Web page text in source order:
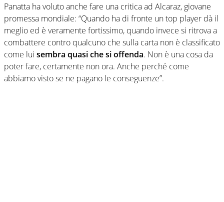
Panatta ha voluto anche fare una critica ad Alcaraz, giovane
promessa mondiale: “Quando ha di fronte un top player dà il
meglio ed è veramente fortissimo, quando invece si ritrova a
combattere contro qualcuno che sulla carta non è classificato
come lui sembra quasi che si offenda. Non è una cosa da
poter fare, certamente non ora. Anche perché come
abbiamo visto se ne pagano le conseguenze”.